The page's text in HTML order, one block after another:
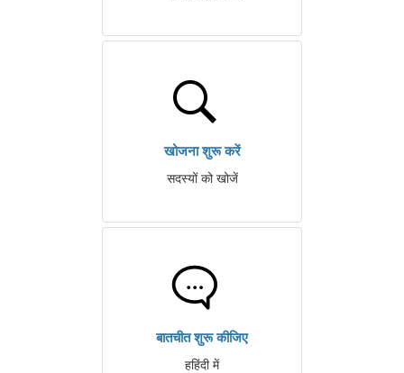
खोजना शुरू करें
सदस्यों को खोजें
बातचीत शुरू कीजिए
हहिंदी में